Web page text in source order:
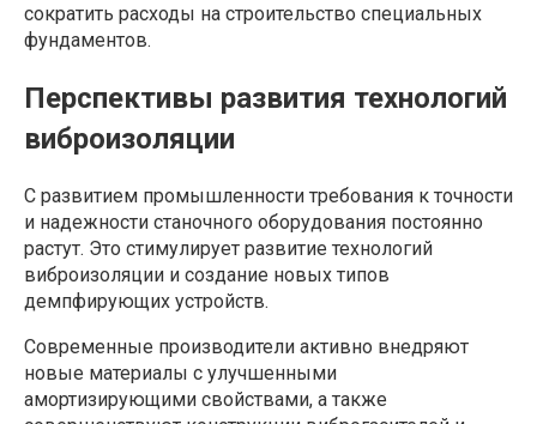
сократить расходы на строительство специальных
фундаментов.
Перспективы развития технологий
виброизоляции
С развитием промышленности требования к точности
и надежности станочного оборудования постоянно
растут. Это стимулирует развитие технологий
виброизоляции и создание новых типов
демпфирующих устройств.
Современные производители активно внедряют
новые материалы с улучшенными
амортизирующими свойствами, а также